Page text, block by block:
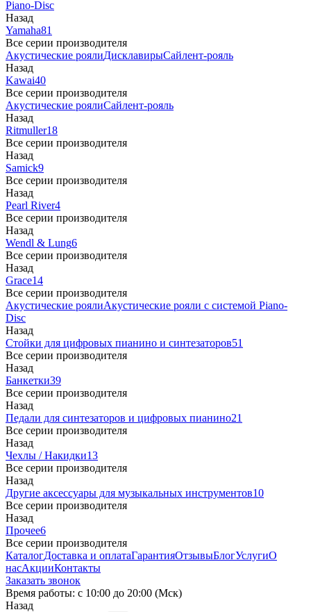
Piano-Disc
Назад
Yamaha81
Все серии производителя
Акустические роялиДисклавирыСайлент-рояль
Назад
Kawai40
Все серии производителя
Акустические роялиСайлент-рояль
Назад
Ritmuller18
Все серии производителя
Назад
Samick9
Все серии производителя
Назад
Pearl River4
Все серии производителя
Назад
Wendl & Lung6
Все серии производителя
Назад
Grace14
Все серии производителя
Акустические роялиАкустические рояли с системой Piano-
Disc
Назад
Стойки для цифровых пианино и синтезаторов51
Все серии производителя
Назад
Банкетки39
Все серии производителя
Назад
Педали для синтезаторов и цифровых пианино21
Все серии производителя
Назад
Чехлы / Накидки13
Все серии производителя
Назад
Другие аксессуары для музыкальных инструментов10
Все серии производителя
Назад
Прочее6
Все серии производителя
КаталогДоставка и оплатаГарантияОтзывыБлогУслугиО
насАкцииКонтакты
Заказать звонок
Время работы: с 10:00 до 20:00 (Мск)
Назад